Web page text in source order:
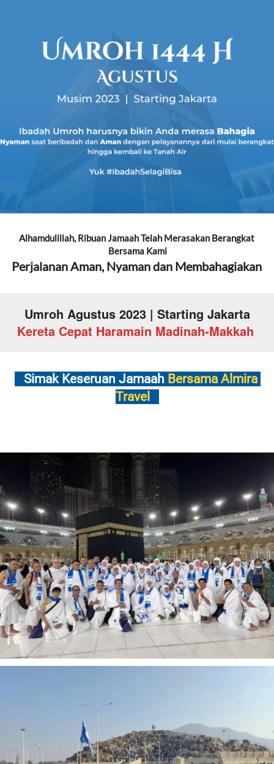
Alhamdulillah, Ribuan Jamaah Telah Merasakan Berangkat
Bersama Kami
Perjalanan Aman, Nyaman dan Membahagiakan
Umroh Agustus 2023 | Starting Jakarta
Kereta Cepat Haramain Madinah-Makkah
   Simak Keseruan Jamaah
Bersama Almira
Travel